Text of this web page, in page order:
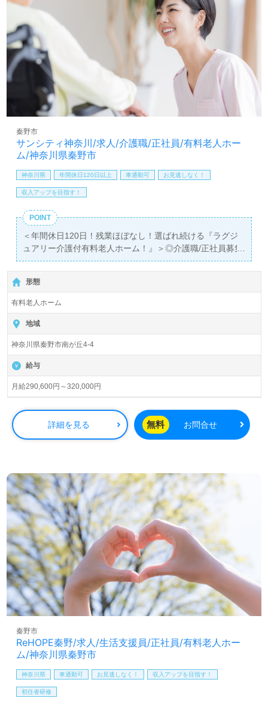
家族様の"心の声"に寄り添いながら『ホスピス』でのチー
ム医療に共感いただける方を幅広く募集します。募集詳細
等、担当コンサルタントよりご案内します。お問い合わせ
も遠慮なくお願いします。
医療/福祉業界の正社員/パート求人探しは【ウィルオブ介
護】＊求人情報収集、将来的に検討の方も遠慮なく＊
LINE、メール、お電話などご希望に応じてお問い合わせ/ご
相談可能です。転職相談、求人紹介、年収交渉など完全無
あり！＞"転職支援"のプロと一緒に転職活動！お問い合わ
せお待ちしております。
サンシティ神奈川/求人/介護職/正社員/有料老人ホー
ム/神奈川県秦野市
秦野市
神奈川県 年間休日120日以上 車通勤可 お見逃しなく！
収入アップを目指す！
POINT
＜年間休日120日！残業ほぼなし！選ばれ続ける『ラグジ
ュアリー介護付有料老人ホーム！』＞◎介護職/正社員募集
◎
【月給290,600円～320,000円】＊初任者研修以上有資格者
向け求人＊『秦野駅』より路線バス、お車通勤可能です。
入居定員490名（全室個室）『サンシティ神奈川』株式会
社ハーフ・センチュリー・モア（本社：東京都港区）様の
運営です。従業員数1,182名以上、東京都、千葉県、埼玉
県、神奈川県、群馬県、京都府、大阪府、兵庫県を中心に
高齢者向けマンションの企画/運営をされています。介護/
制を構築。『いつまでも心地よく、いつまでも安心してお
過ごしいただけるように』想いを込めて事業展開されてい
ます。
◎職種を超えて、職員様全員がホスピタリティあふれるお
看護助手や介護職経験のある方のある方をお迎えします。
ご入居時に自立されている方を対象とした魅力のラグジュ
アリー介護付有料老人ホーム様です。ご利用者様ファース
トで介護サポートの実現、食事補助等のうれしい福利厚生
もおすすめポイント！『ご入居様のお役に立ちたい』『お
もてなしの心を大切に働きたい、仕事を通じて接遇マナー
等も学びたい』『比較的介護度低めのサポートに携わりた
い』『転職で施設形態や環境を変えて仕事をしたい』等の
方も大歓迎です。募集詳細等、担当コンサルタントよりご
案内します。お問い合わせも遠慮なくお願いします。
【同時募集/積極採用エリア：東京都、千葉県、埼玉県、神
＊職種：介護職 ＊雇用形態：正社員 ＊資格：初任者研
修以上
ご希望のエリアを担当コンサルタントへお伝えください。
詳細をご案内します。
形態
有料老人ホーム
地域
神奈川県秦野市南が丘4-4
給与
月給290,600円～320,000円
詳細を見る 無料 お問合せ
ReHOPE秦野/求人/生活支援員/正社員/有料老人ホー
ム/神奈川県秦野市
秦野市
神奈川県 車通勤可 お見逃しなく！ 収入アップを目指す！
初任者研修